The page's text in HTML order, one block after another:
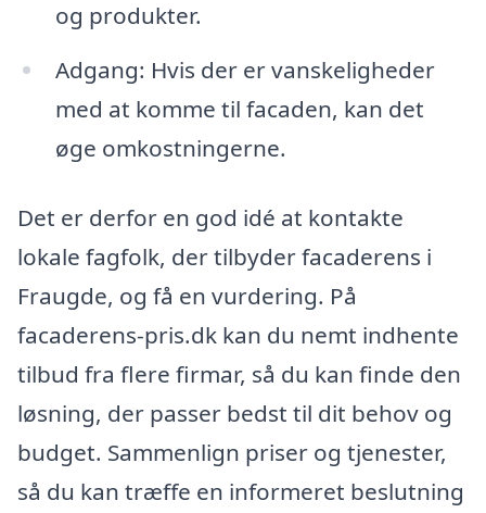
og produkter.
Adgang: Hvis der er vanskeligheder
med at komme til facaden, kan det
øge omkostningerne.
Det er derfor en god idé at kontakte
lokale fagfolk, der tilbyder facaderens i
Fraugde, og få en vurdering. På
facaderens-pris.dk kan du nemt indhente
tilbud fra flere firmar, så du kan finde den
løsning, der passer bedst til dit behov og
budget. Sammenlign priser og tjenester,
så du kan træffe en informeret beslutning